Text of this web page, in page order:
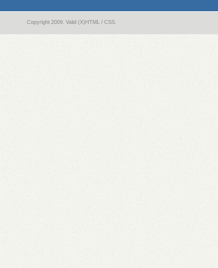
Copyright 2009. Valid (X)HTML / CSS.